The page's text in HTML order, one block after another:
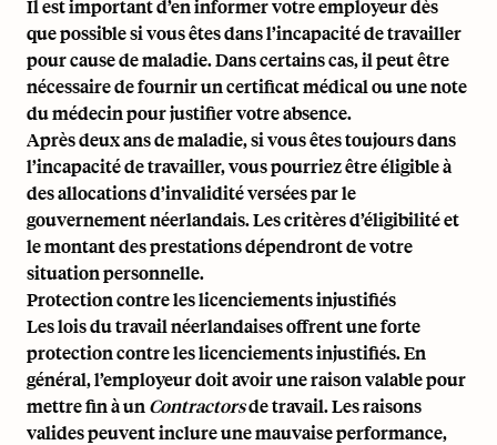
Il est important d’en informer votre employeur dès
que possible si vous êtes dans l’incapacité de travailler
pour cause de maladie. Dans certains cas, il peut être
nécessaire de fournir un certificat médical ou une note
du médecin pour justifier votre absence.
Après deux ans de maladie, si vous êtes toujours dans
l’incapacité de travailler, vous pourriez être éligible à
des allocations d’invalidité versées par le
gouvernement néerlandais. Les critères d’éligibilité et
le montant des prestations dépendront de votre
situation personnelle.
Protection contre les licenciements injustifiés
Les lois du travail néerlandaises offrent une forte
protection contre les licenciements injustifiés. En
général, l’employeur doit avoir une raison valable pour
mettre fin à un Contractorsde travail. Les raisons
valides peuvent inclure une mauvaise performance,